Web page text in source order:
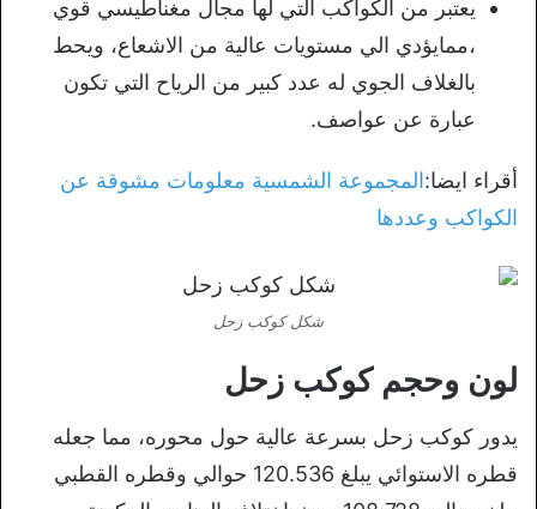
يعتبر من الكواكب التي لها مجال مغناطيسي قوي
،ممايؤدي الي مستويات عالية من الاشعاع، ويحط
بالغلاف الجوي له عدد كبير من الرياح التي تكون
عبارة عن عواصف.
أقراء ايضا:المجموعة الشمسية معلومات مشوقة عن
الكواكب وعددها
شكل كوكب زحل
لون وحجم كوكب زحل
يدور كوكب زحل بسرعة عالية حول محوره، مما جعله
قطره الاستوائي يبلغ 120.536 حوالي وقطره القطبي